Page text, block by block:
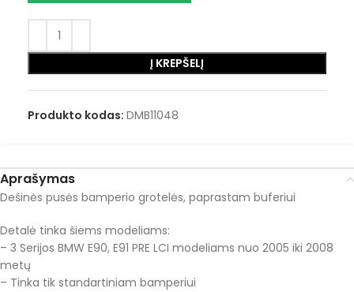
Į KREPŠELĮ
Produkto kodas: DMB11048
Aprašymas
Dešinės pusės bamperio grotelės, paprastam buferiui
Detalė tinka šiems modeliams:
– 3 Serijos BMW E90, E91 PRE LCI modeliams nuo 2005 iki 2008
metų
– Tinka tik standartiniam bamperiui